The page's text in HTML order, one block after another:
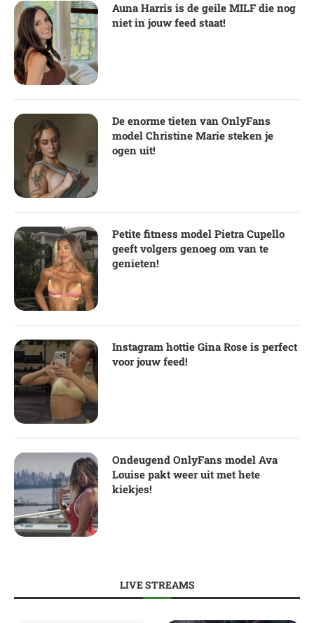
Auna Harris is de geile MILF die nog
niet in jouw feed staat!
De enorme tieten van OnlyFans
model Christine Marie steken je
ogen uit!
Petite fitness model Pietra Cupello
geeft volgers genoeg om van te
genieten!
Instagram hottie Gina Rose is perfect
voor jouw feed!
Ondeugend OnlyFans model Ava
Louise pakt weer uit met hete
kiekjes!
LIVE STREAMS